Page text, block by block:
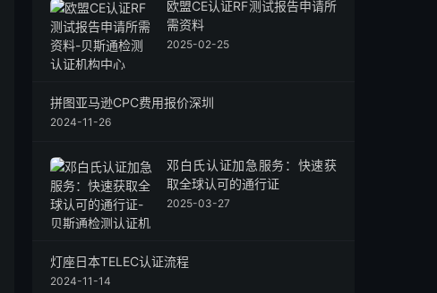
欧盟CE认证RF测试报告申请所
需资料
2025-02-25
拼图亚马逊CPC费用报价深圳
2024-11-26
邓白氏认证加急服务：快速获
取全球认可的通行证
2025-03-27
灯座日本TELEC认证流程
2024-11-14